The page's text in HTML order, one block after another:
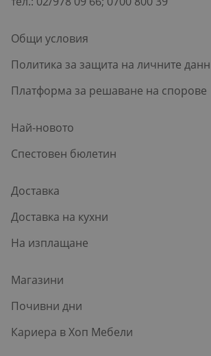
Общи условия
Политика за защита на личните
Платформа за решаване на спорове
Най-новото
Спестовен бюлетин
Доставка
Доставка на кухни
На изплащане
Магазини
Почивни дни
Кариера в Хоп Мебели